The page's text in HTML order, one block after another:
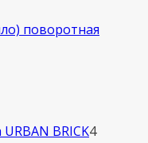
URBAN BRICK44